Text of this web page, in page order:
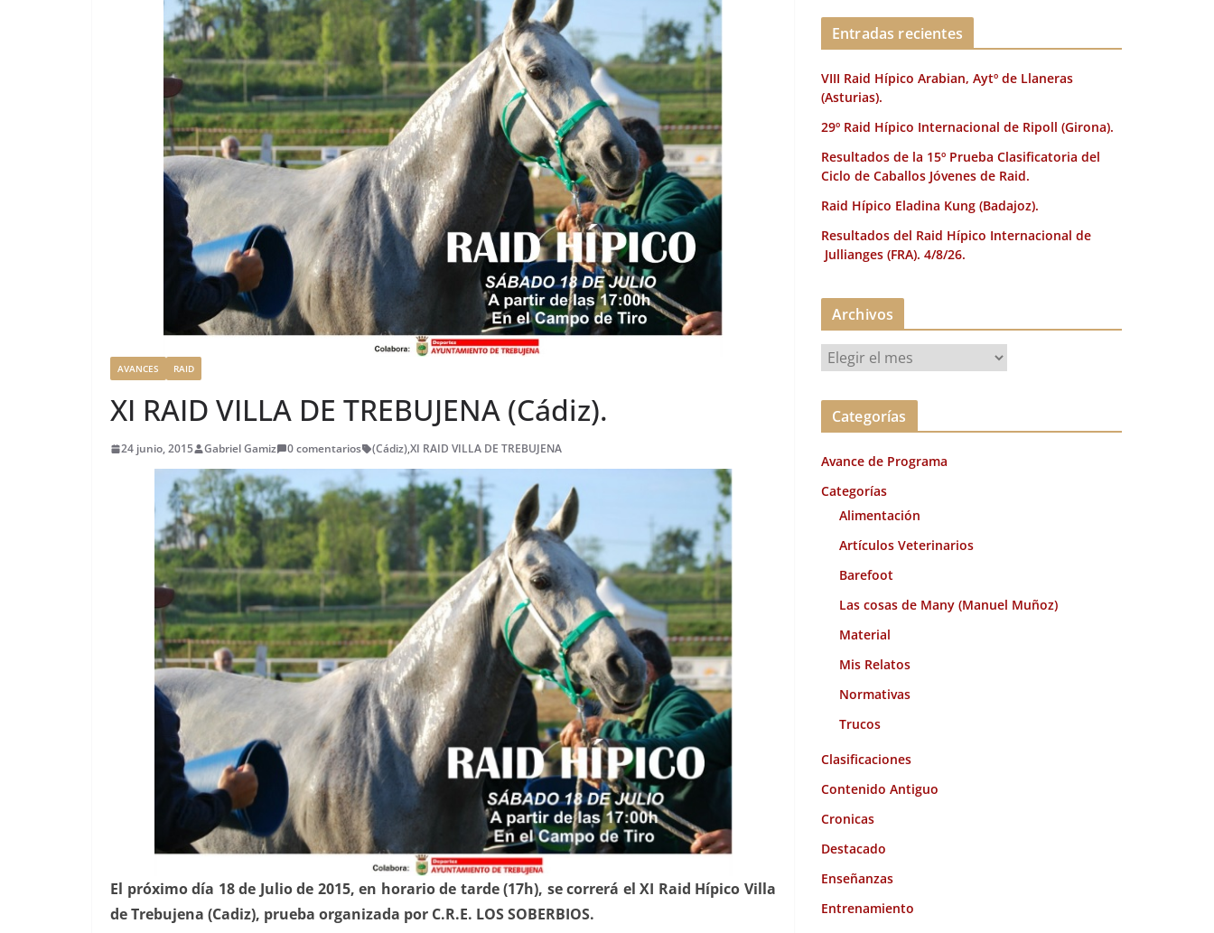
AVANCES RAID
XI RAID VILLA DE TREBUJENA (Cádiz).
24 junio, 2015 Gabriel Gamiz 0 comentarios (Cádiz),XI RAID VILLA DE TREBUJENA
El próximo día 18 de Julio de 2015, en horario de tarde (17h), se correrá el XI Raid Hípico Villa
de Trebujena (Cadiz), prueba organizada por C.R.E. LOS SOBERBIOS.
Entradas recientes
VIII Raid Hípico Arabian, Aytº de Llaneras
(Asturias).
29º Raid Hípico Internacional de Ripoll (Girona).
Resultados de la 15º Prueba Clasificatoria del
Ciclo de Caballos Jóvenes de Raid.
Raid Hípico Eladina Kung (Badajoz).
Resultados del Raid Hípico Internacional de
Jullianges (FRA). 4/8/26.
Archivos
r
c
v
o
Categorías
Avance de Programa
Categorías
Alimentación
Artículos Veterinarios
Barefoot
Las cosas de Many (Manuel Muñoz)
Material
Mis Relatos
Normativas
Trucos
Clasificaciones
Contenido Antiguo
Cronicas
Destacado
Enseñanzas
Entrenamiento